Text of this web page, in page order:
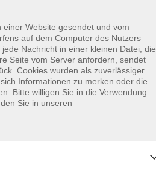
suchen...".
Website gesendet und vom
auf dem Computer des Nutzers
Nachricht in einer kleinen Datei, die
Seite vom Server anfordern, sendet
Cookies wurden als zuverlässiger
Informationen zu merken oder die
Bitte willigen Sie in die Verwendung
Sie in unseren